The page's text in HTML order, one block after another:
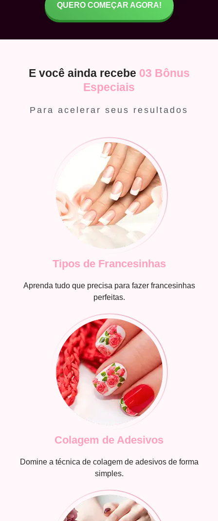
QUERO COMEÇAR AGORA!
E você ainda recebe 03 Bônus
Especiais
Para acelerar seus resultados
Tipos de Francesinhas
Aprenda tudo que precisa para fazer francesinhas
perfeitas.
Colagem de Adesivos
Domine a técnica de colagem de adesivos de forma
simples.